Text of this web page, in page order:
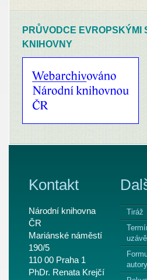
PRŮVODCE EVROPSKÝMI
KNIHOVNY
Kontakt
Národní knihovna
ČR
Mariánské náměstí
190/5
110 00 Praha 1
PhDr. Renata Krejčí
Tiráž
autory